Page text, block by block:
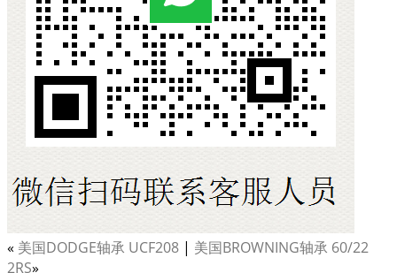
« 美国DODGE轴承 UCF208 | 美国BROWNING轴承 60/22
2RS»